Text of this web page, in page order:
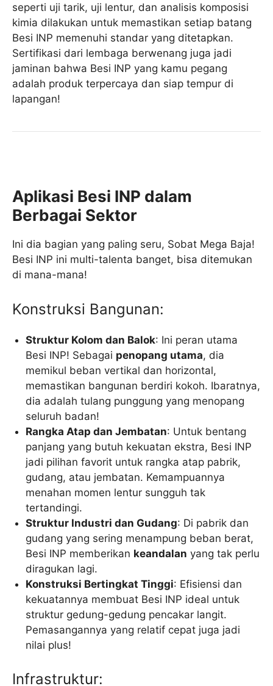
seperti uji tarik, uji lentur, dan analisis komposisi
kimia dilakukan untuk memastikan setiap batang
Besi INP memenuhi standar yang ditetapkan.
Sertifikasi dari lembaga berwenang juga jadi
jaminan bahwa Besi INP yang kamu pegang
adalah produk terpercaya dan siap tempur di
lapangan!
Aplikasi Besi INP dalam
Berbagai Sektor
Ini dia bagian yang paling seru, Sobat Mega Baja!
Besi INP ini multi-talenta banget, bisa ditemukan
di mana-mana!
Konstruksi Bangunan:
Struktur Kolom dan Balok: Ini peran utama
Besi INP! Sebagai penopang utama, dia
memikul beban vertikal dan horizontal,
memastikan bangunan berdiri kokoh. Ibaratnya,
dia adalah tulang punggung yang menopang
seluruh badan!
Rangka Atap dan Jembatan: Untuk bentang
panjang yang butuh kekuatan ekstra, Besi INP
jadi pilihan favorit untuk rangka atap pabrik,
gudang, atau jembatan. Kemampuannya
menahan momen lentur sungguh tak
tertandingi.
Struktur Industri dan Gudang: Di pabrik dan
gudang yang sering menampung beban berat,
Besi INP memberikan keandalan yang tak perlu
diragukan lagi.
Konstruksi Bertingkat Tinggi: Efisiensi dan
kekuatannya membuat Besi INP ideal untuk
struktur gedung-gedung pencakar langit.
Pemasangannya yang relatif cepat juga jadi
nilai plus!
Infrastruktur: